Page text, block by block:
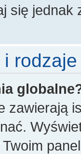
się jednak
zawierają